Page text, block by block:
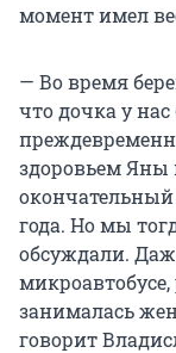
момент имел
— Во время
что дочка у
здоровьем Яны
года. Но мы
обсуждали.
занималась
говорит